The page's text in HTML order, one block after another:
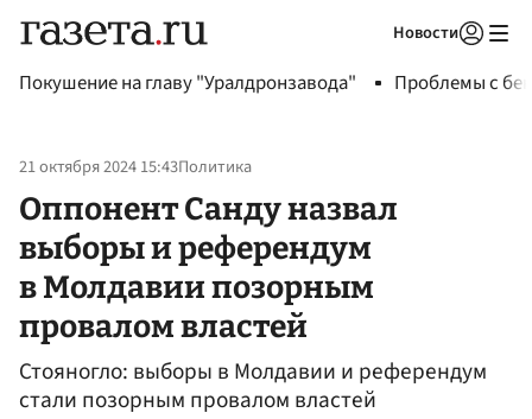
Новости
Покушение на главу "Уралдронзавода" Проблемы с
21 октября 2024 15:43Политика
Оппонент Санду назвал
выборы и референдум
в Молдавии позорным
провалом властей
Стояногло: выборы в Молдавии и референдум
стали позорным провалом властей